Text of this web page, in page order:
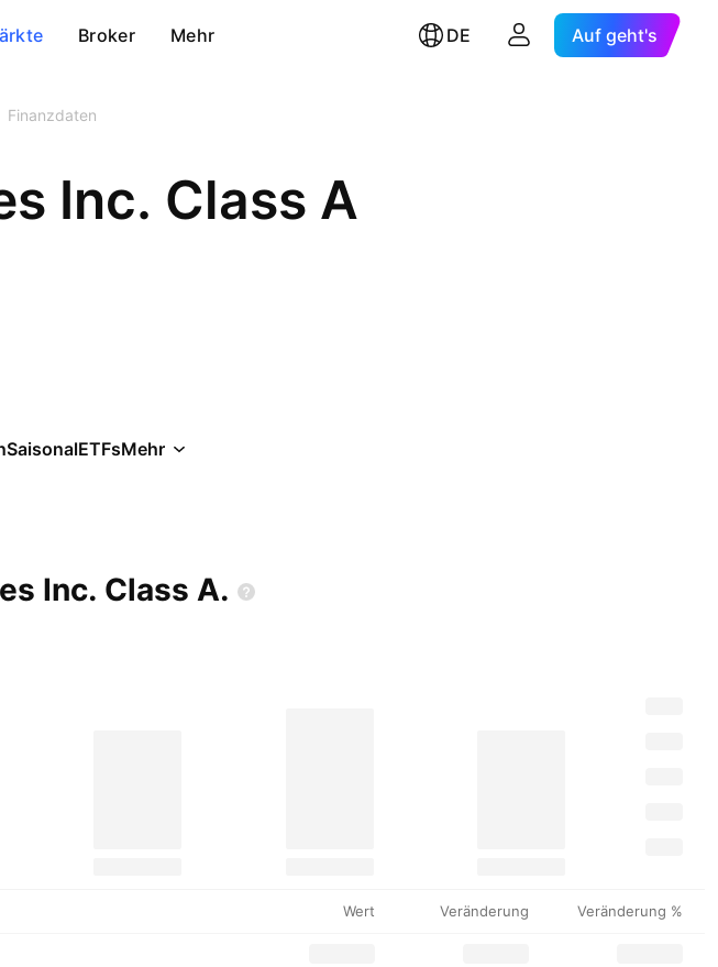
Broker Mehr DE Auf geht's
Finanzdaten
Inc. Class A
SaisonalETFsMehr
Inc. Class A.
Wert Veränderung Veränderung %